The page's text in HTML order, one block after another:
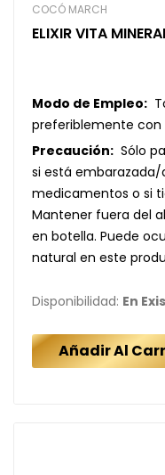
COCÓ MARCH
ELIXIR VITA
Modo de Empleo:
preferiblemente con
Precaución: Sólo
si está
medicamentos o si
Mantener fuera del
en botella. Puede
natural en este
Disponibilidad: En
Añadir Al